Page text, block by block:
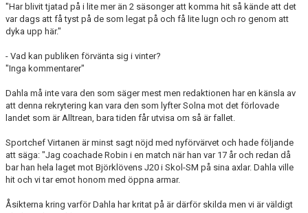
"Har blivit tjatad på i lite mer än 2 säsonger att komma hit så kände att det
var dags att få tyst på de som legat på och få lite lugn och ro genom att
dyka upp här."
- Vad kan publiken förvänta sig i vinter?
"Inga kommentarer"
Dahla må inte vara den som säger mest men redaktionen har en känsla av
att denna rekrytering kan vara den som lyfter Solna mot det förlovade
landet som är Alltrean, bara tiden får utvisa om så är fallet.
Sportchef Virtanen är minst sagt nöjd med nyförvärvet och hade följande
att säga: "Jag coachade Robin i en match när han var 17 år och redan då
bar han hela laget mot Björklövens J20 i Skol-SM på sina axlar. Dahla ville
hit och vi tar emot honom med öppna armar.
Åsikterna kring varför Dahla har kritat på är därför skilda men vi är väldigt